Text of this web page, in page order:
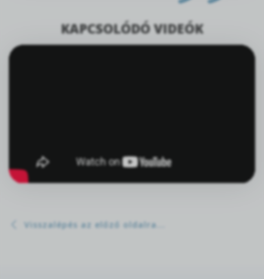
KAPCSOLÓDÓ VIDEÓK
Visszalépés az előző oldalra...